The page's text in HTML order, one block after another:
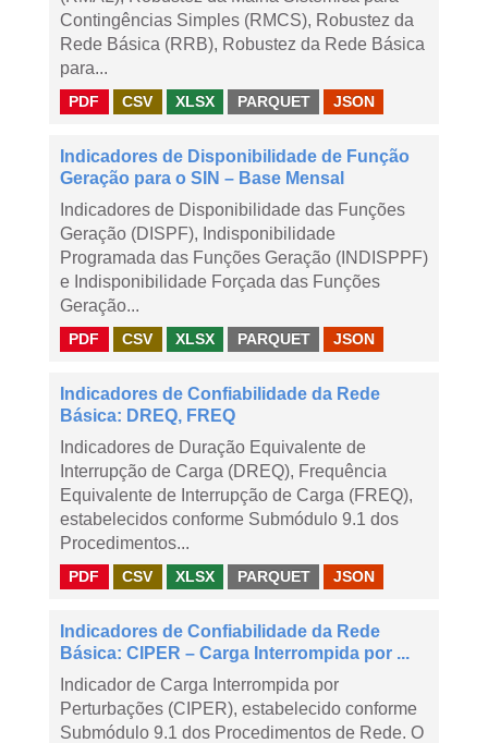
Contingências Simples (RMCS), Robustez da
Rede Básica (RRB), Robustez da Rede Básica
para...
PDF CSV XLSX PARQUET JSON
Indicadores de Disponibilidade de Função
Geração para o SIN – Base Mensal
Indicadores de Disponibilidade das Funções
Geração (DISPF), Indisponibilidade
Programada das Funções Geração (INDISPPF)
e Indisponibilidade Forçada das Funções
Geração...
PDF CSV XLSX PARQUET JSON
Indicadores de Confiabilidade da Rede
Básica: DREQ, FREQ
Indicadores de Duração Equivalente de
Interrupção de Carga (DREQ), Frequência
Equivalente de Interrupção de Carga (FREQ),
estabelecidos conforme Submódulo 9.1 dos
Procedimentos...
PDF CSV XLSX PARQUET JSON
Indicadores de Confiabilidade da Rede
Básica: CIPER – Carga Interrompida por ...
Indicador de Carga Interrompida por
Perturbações (CIPER), estabelecido conforme
Submódulo 9.1 dos Procedimentos de Rede. O